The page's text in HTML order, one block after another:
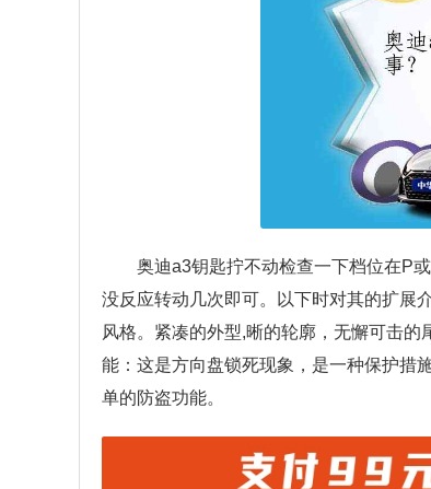
奥迪a3钥匙拧不动检查一下档位在P
没反应转动几次即可。以下时对其的扩展
风格。紧凑的外型,晰的轮廓，无懈可击
能：这是方向盘锁死现象，是一种保护措
单的防盗功能。